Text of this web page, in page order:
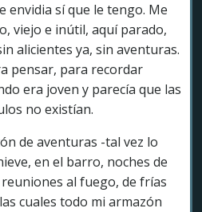
envidia sí que le tengo. Me
viejo e inútil, aquí parado,
alicientes ya, sin aventuras.
pensar, para recordar
era joven y parecía que las
no existían.
de aventuras -tal vez lo
en el barro, noches de
al fuego, de frías
cuales todo mi armazón